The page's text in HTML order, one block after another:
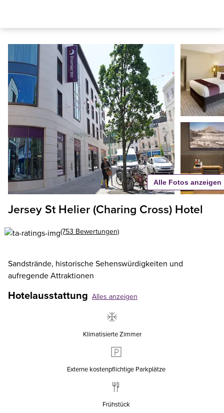
Jersey St Helier (Charing Cross) Hotel
(753 Bewertungen)
Sandstrände, historische Sehenswürdigkeiten und
aufregende Attraktionen
Hotelausstattung Alles anzeigen
Klimatisierte Zimmer
Externe kostenpflichtige Parkplätze
Frühstück
Alle Fotos anzeigen